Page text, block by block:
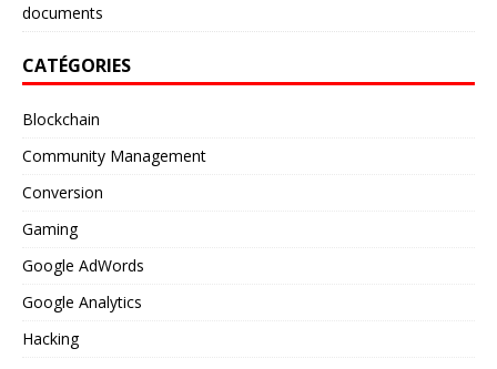
documents
CATÉGORIES
Blockchain
Community Management
Conversion
Gaming
Google AdWords
Google Analytics
Hacking